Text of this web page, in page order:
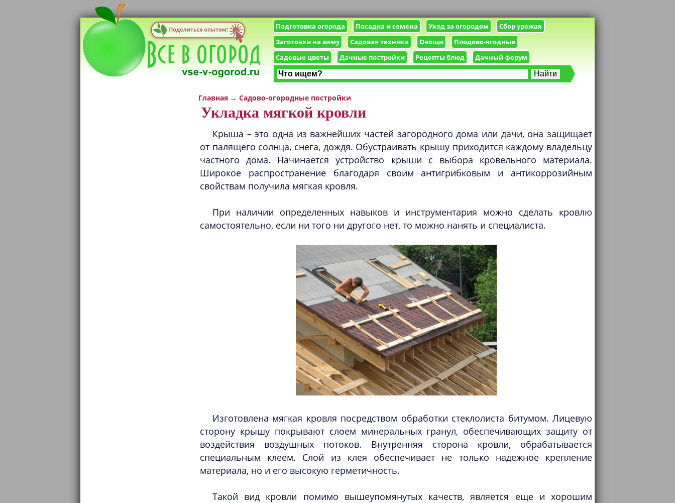
Подготовка огорода Посадка и семена Уход за огородом
Сбор урожая
Заготовки на зиму
Садовая техника Овощи
Плодово-ягодные
Садовые цветы
Дачные постройки Рецепты блюд Дачный форум
Главная → Садово-огородные постройки
Укладка мягкой кровли
Крыша – это одна из важнейших частей загородного дома или дачи, она защищает
от палящего солнца, снега, дождя. Обустраивать крышу приходится каждому владельцу
частного дома. Начинается устройство крыши с выбора кровельного материала.
Широкое распространение благодаря своим антигрибковым и антикоррозийным
свойствам получила мягкая кровля.
При наличии определенных навыков и инструментария можно сделать кровлю
самостоятельно, если ни того ни другого нет, то можно нанять и специалиста.
Изготовлена мягкая кровля посредством обработки стеклолиста битумом. Лицевую
сторону крышу покрывают слоем минеральных гранул, обеспечивающих защиту от
воздействия воздушных потоков. Внутренняя сторона кровли, обрабатывается
специальным клеем. Слой из клея обеспечивает не только надежное крепление
материала, но и его высокую герметичность.
Такой вид кровли помимо вышеупомянутых качеств, является еще и хорошим